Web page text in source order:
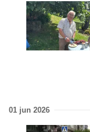
01 jun 2026